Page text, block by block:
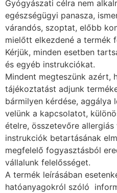
Gyógyászati célra nem
egészségügyi panasza,
várandós, szoptat, előbb
mielőtt elkezdené a termék
Kérjük, minden esetben
és egyéb instrukciókat.
Mindent megteszünk azért,
tájékoztatást adjunk
bármilyen kérdése, aggálya
velünk a kapcsolatot,
ételre, összetevőre allergiás
instrukciók betartásának
megfelelő fogyasztásból
vállalunk felelősséget.
A termék leírásában
hatóanyagokról szóló